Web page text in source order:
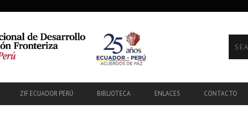
ZIF ECUADOR PERÚ BIBLIOTECA ENLACES CONTACTO